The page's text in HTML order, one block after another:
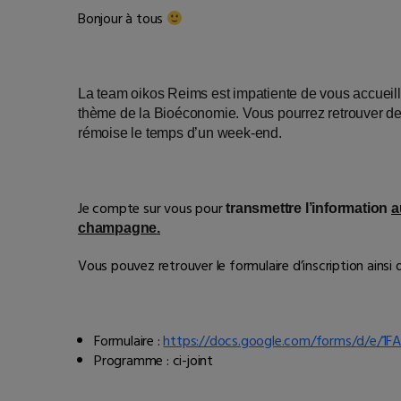
Bonjour à tous
La team oikos Reims est impatiente de vous
thème de la Bioéconomie. Vous pourrez retrouver
rémoise le temps d’un week-end.
Je compte sur vous pourtransmettre l’information
champagne.
Vous pouvez retrouver le formulaire d’inscription
Formulaire :https://docs.google.com/forms/d/e/
Programme : ci-joint